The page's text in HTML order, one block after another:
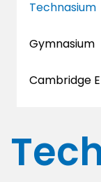
Technasium
Gymnasium
Cambridge